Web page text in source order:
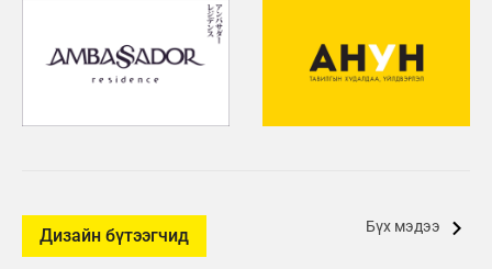
Дизайн бүтээгчид Бүх мэдээ